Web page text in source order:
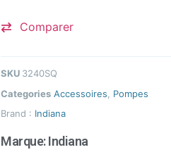
Comparer
SKU 3240SQ
Categories Accessoires, Pompes
Brand : Indiana
Marque:Indiana